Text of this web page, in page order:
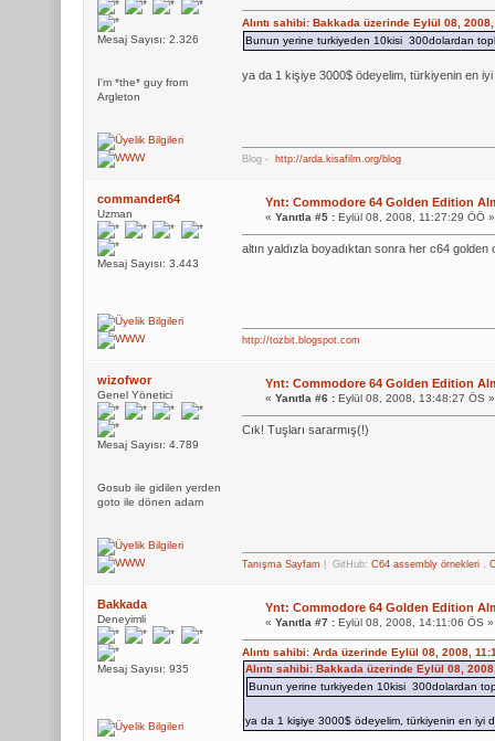
Mesaj Sayısı: 2.326
I'm *the* guy from
Argleton
Alıntı sahibi: Bakkada üzerinde Eylül 08,
Bunun yerine turkiyeden 10kisi 300dolardan
ya da 1 kişiye 3000$ ödeyelim, türkiyenin en
Blog - http://arda.kisafilm.org/blog
commander64
Uzman
Mesaj Sayısı: 3.443
Ynt: Commodore 64 Golden Edition
« Yanıtla #5 :Eylül 08, 2008, 11:27:29 ÖÖ »
altın yaldızla boyadıktan sonra her c64 golden
http://tozbit.blogspot.com
wizofwor
Genel Yönetici
Mesaj Sayısı: 4.789
Gosub ile gidilen yerden
goto ile dönen adam
Ynt: Commodore 64 Golden Edition
« Yanıtla #6 :Eylül 08, 2008, 13:48:27 ÖS »
Cık! Tuşları sararmış(!)
Tanışma Sayfam | GitHub: C64 assembly örnekleri,
Bakkada
Deneyimli
Mesaj Sayısı: 935
Ynt: Commodore 64 Golden Edition
« Yanıtla #7 :Eylül 08, 2008, 14:11:06 ÖS »
Alıntı sahibi: Arda üzerinde Eylül 08, 2008,
Alıntı sahibi: Bakkada üzerinde Eylül 08,
Bunun yerine turkiyeden 10kisi 300dolardan
ya da 1 kişiye 3000$ ödeyelim, türkiyenin en iyi